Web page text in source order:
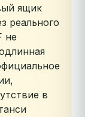
ящик
реального
не
в